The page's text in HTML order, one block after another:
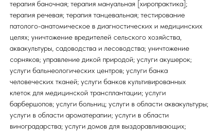
терапия баночная; терапия мануальная [хиропрактика];
терапия речевая; терапия танцевальная; тестирование
патолого-анатомическое в диагностических и медицинских
целях; уничтожение вредителей сельского хозяйства,
аквакультуры, садоводства и лесоводства; уничтожение
сорняков; управление дикой природой; услуги акушерок;
услуги бальнеологических центров; услуги банка
человеческих тканей; услуги банков культивированных
клеток для медицинской трансплантации; услуги
барбершопов; услуги больниц; услуги в области аквакультуры;
услуги в области ароматерапии; услуги в области
виноградарства; услуги домов для выздоравливающих;